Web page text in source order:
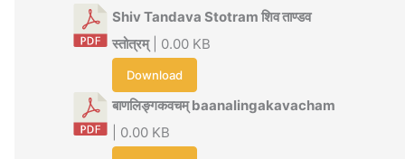
Shiv Tandava Stotram शिव ताण्डव
स्तोत्रम्| 0.00 KB
Download
बाणलिङ्गकवचम् baanalingakavacham
| 0.00 KB